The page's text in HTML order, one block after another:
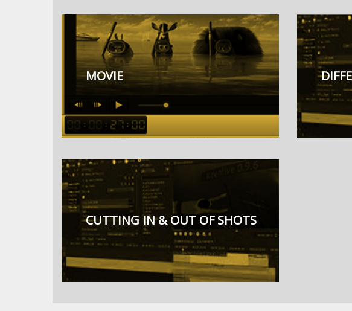
MOVIE
CUTTING IN & OUT OF SHOTS